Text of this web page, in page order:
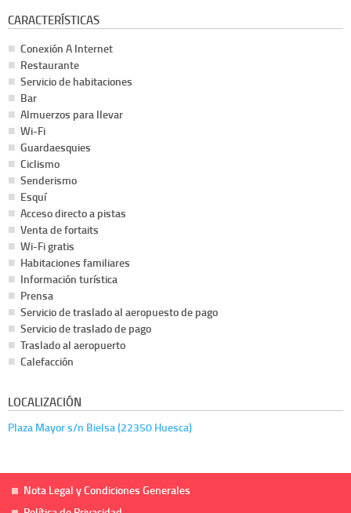
CARACTERÍSTICAS
Conexión A Internet
Restaurante
Servicio de habitaciones
Bar
Almuerzos para llevar
Wi-Fi
Guardaesquies
Ciclismo
Senderismo
Esquí
Acceso directo a pistas
Venta de fortaits
Wi-Fi gratis
Habitaciones familiares
Información turística
Prensa
Servicio de traslado al aeropuesto de pago
Servicio de traslado de pago
Traslado al aeropuerto
Calefacción
LOCALIZACIÓN
Plaza Mayor s/n Bielsa (22350 Huesca)
Nota Legal y Condiciones Generales